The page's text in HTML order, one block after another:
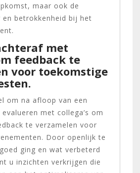
maar ook de
en betrokkenheid bij het
met
feedback te
voor toekomstige
om na afloop van een
met collega’s om
te verzamelen voor
Door openlijk te
ging en wat verbeterd
u inzichten verkrijgen die